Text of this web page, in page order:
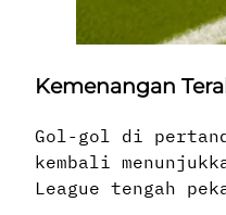
Kemenangan
Gol-gol di
kembali
League tengah